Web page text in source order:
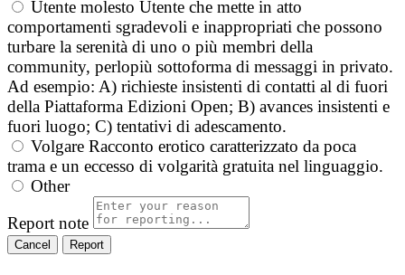
Utente molesto Utente che mette in atto
comportamenti sgradevoli e inappropriati che possono
turbare la serenità di uno o più membri della
community, perlopiù sottoforma di messaggi in privato.
Ad esempio: A) richieste insistenti di contatti al di fuori
della Piattaforma Edizioni Open; B) avances insistenti e
fuori luogo; C) tentativi di adescamento.
Volgare Racconto erotico caratterizzato da poca
trama e un eccesso di volgarità gratuita nel linguaggio.
Other
Report note
Report